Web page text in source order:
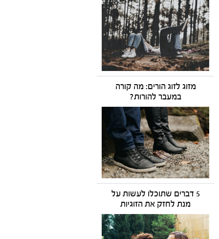
מזוג לזוג הורים: מה קורה
במעבר להורות?
5 דברים שתוכלו לעשות על
מנת לחזק את הזוגיות